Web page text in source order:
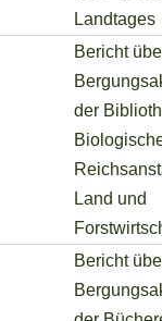
Landtages
Bericht
der
Land und
Bericht